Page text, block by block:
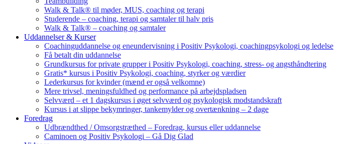
Walk & Talk® til møder, MUS, coaching og terapi
Studerende – coaching, terapi og samtaler til halv pris
Walk & Talk® – coaching og samtaler
Uddannelser & Kurser
Coachinguddannelse og eneundervisning i Positiv Psykologi, coachingpsykologi og ledelse
Få betalt din uddannelse
Grundkursus for private grupper i Positiv Psykologi, coaching, stress- og angsthåndtering
Gratis* kursus i Positiv Psykologi, coaching, styrker og værdier
Lederkursus for kvinder (mænd er også velkomne)
Mere trivsel, meningsfuldhed og performance på arbejdspladsen
Selvværd – et 1 dagskursus i øget selvværd og psykologisk modstandskraft
Kursus i at slippe bekymringer, tankemylder og overtænkning – 2 dage
Foredrag
Udbrændthed / Omsorgstræthed – Foredrag, kursus eller uddannelse
Caminoen og Positiv Psykologi – Gå Dig Glad